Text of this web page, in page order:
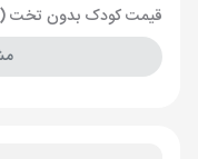
قیمت کودک بدون تخت